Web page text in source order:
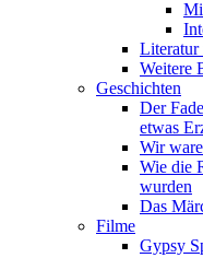
Literatur
Weitere
Geschichten
Der
etwas
Wir
Wie die
wurden
Das
Filme
Gypsy